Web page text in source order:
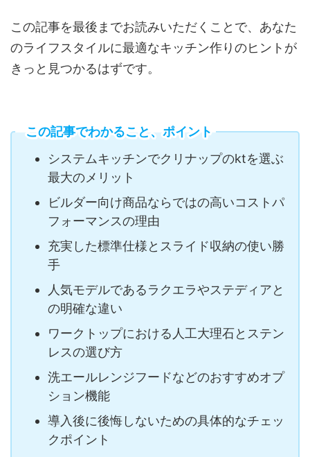
この記事を最後までお読みいただくことで、あなた
のライフスタイルに最適なキッチン作りのヒントが
きっと見つかるはずです。
この記事でわかること、ポイント
システムキッチンでクリナップのktを選ぶ
最大のメリット
ビルダー向け商品ならではの高いコストパ
フォーマンスの理由
充実した標準仕様とスライド収納の使い勝
手
人気モデルであるラクエラやステディアと
の明確な違い
ワークトップにおける人工大理石とステン
レスの選び方
洗エールレンジフードなどのおすすめオプ
ション機能
導入後に後悔しないための具体的なチェッ
クポイント